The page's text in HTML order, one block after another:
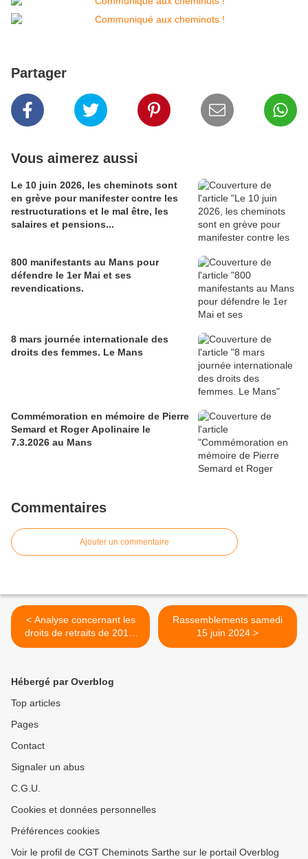
Partager
Vous aimerez aussi
Le 10 juin 2026, les cheminots sont
en grève pour manifester contre les
restructurations et le mal être, les
salaires et pensions...
800 manifestants au Mans pour
défendre le 1er Mai et ses
revendications.
8 mars journée internationale des
droits des femmes. Le Mans
Commémoration en mémoire de Pierre
Semard et Roger Apolinaire le
7.3.2026 au Mans
Commentaires
Ajouter un commentaire
< Analyse concernant les
droits de retraits de 2019.
ENCORE UNE VICTOIRE
Rassemblements samedi
15 juin 2024 >
Hébergé par Overblog
Top articles
Pages
Contact
Signaler un abus
C.G.U.
Cookies et données personnelles
Préférences cookies
Voir le profil de CGT Cheminots Sarthe sur le portail Overblog